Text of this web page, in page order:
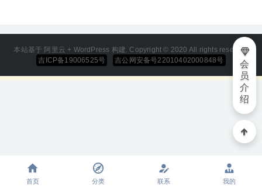
本站基于 阿里云 + WordPress 构建. Copyright © 2020 All rights reserved
吉ICP备19006525号
吉公网安备号22010402000848号
会
员
介
绍
首页 分类 联系 我的